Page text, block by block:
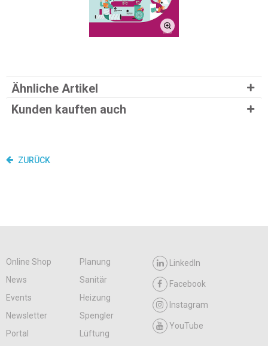
Ähnliche Artikel
Kunden kauften auch
ZURÜCK
Online Shop
Planung
News
Sanitär
Events
Heizung
Newsletter
Spengler
Portal
Lüftung
LinkedIn
Facebook
Instagram
YouTube